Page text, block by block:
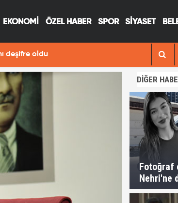
EKONOMİ ÖZEL HABER SPOR SİYASET
deşifre oldu
DİĞER
Fotoğraf
Nehri'ne